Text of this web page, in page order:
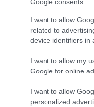
Google consents
I want to allow
related to
device identifiers in
I want to allow my
Google for online
I want to allow
personalized
ασθενείς δεν
η κατάσταση
Συνολικά, 71
δοκιμασία PCR
CoV-2. Στην
μεγαλύτερη
δοκιμασία είχαν